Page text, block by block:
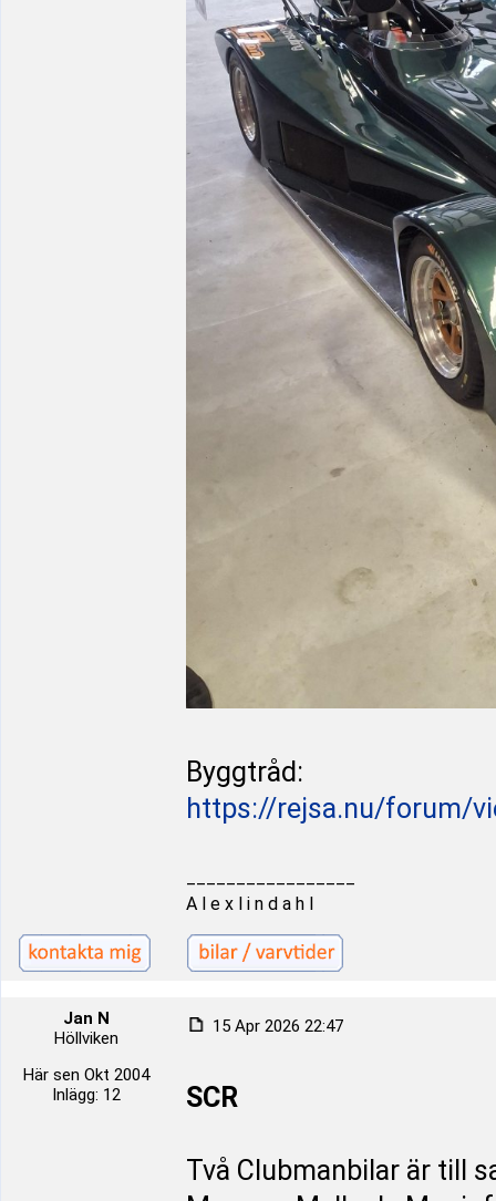
Byggtråd:
https://rejsa.nu/forum/
A l e x l i n d a h l
Jan N
Höllviken
Här sen Okt 2004
Inlägg: 12
15 Apr 2026 22:47
SCR
Två Clubmanbilar är till